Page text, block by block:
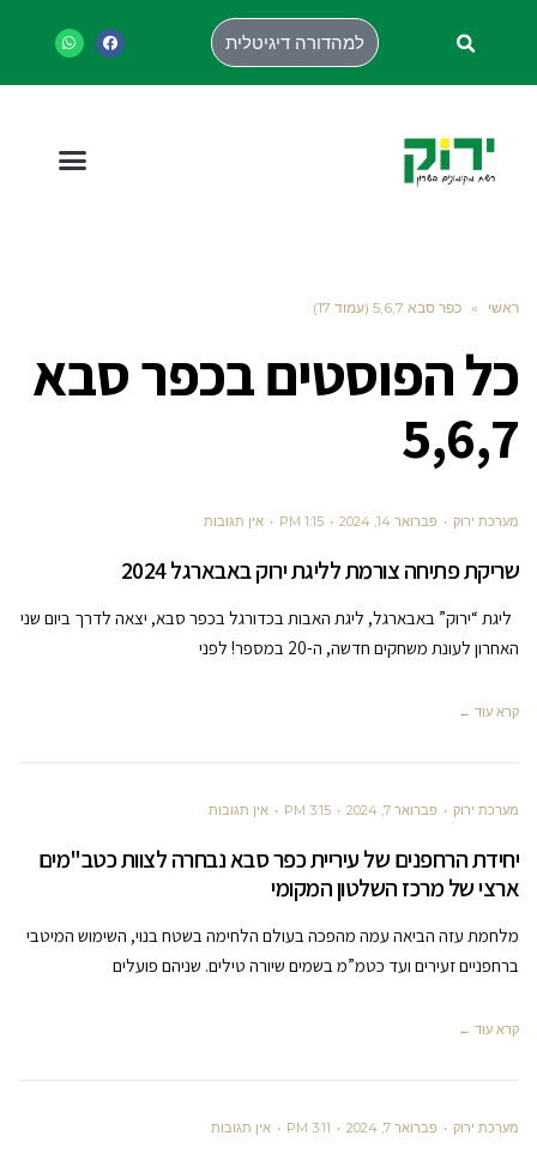
למהדורה דיגיטלית
ראשי » כפר סבא 5,6,7 (עמוד 17)
כל הפוסטים בכפר סבא
5,6,7
מערכת ירוק פברואר 14, 2024 1:15 PM אין תגובות
שריקת פתיחה צורמת לליגת ירוק באבארגל 2024
ליגת “ירוק” באבארגל, ליגת האבות בכדורגל בכפר סבא, יצאה לדרך ביום שני
האחרון לעונת משחקים חדשה, ה-20 במספר! לפני
קרא עוד ←
מערכת ירוק פברואר 7, 2024 3:15 PM אין תגובות
יחידת הרחפנים של עיריית כפר סבא נבחרה לצוות כטב"מים
ארצי של מרכז השלטון המקומי
מלחמת עזה הביאה עמה מהפכה בעולם הלחימה בשטח בנוי, השימוש המיטבי
ברחפניים זעירים ועד כטמ”מ בשמים שיורה טילים. שניהם פועלים
קרא עוד ←
מערכת ירוק פברואר 7, 2024 3:11 PM אין תגובות